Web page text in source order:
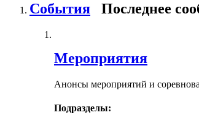
События Последнее
Мероприятия
Анонсы мероприятий и
Подразделы: